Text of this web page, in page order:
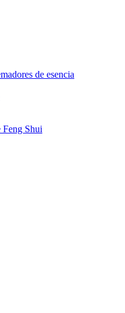
de esencia
Feng Shui